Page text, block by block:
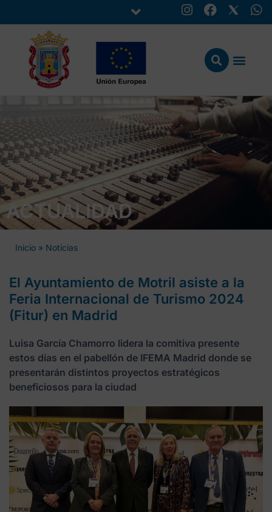
ACTUALIDAD
Inicio » Noticias
El Ayuntamiento de Motril asiste a la
Feria Internacional de Turismo 2024
(Fitur) en Madrid
Luisa García Chamorro lidera la comitiva presente
estos días en el pabellón de IFEMA Madrid donde se
presentarán distintos proyectos estratégicos
beneficiosos para la ciudad